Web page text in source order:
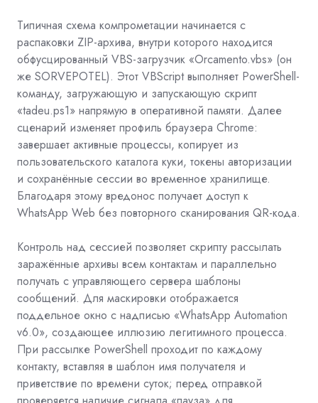
Типичная схема компрометации начинается с
распаковки ZIP-архива, внутри которого находится
обфусцированный VBS-загрузчик «Orcamento.vbs» (он
же SORVEPOTEL). Этот VBScript выполняет PowerShell-
команду, загружающую и запускающую скрипт
«tadeu.ps1» напрямую в оперативной памяти. Далее
сценарий изменяет профиль браузера Chrome:
завершает активные процессы, копирует из
пользовательского каталога куки, токены авторизации
и сохранённые сессии во временное хранилище.
Благодаря этому вредонос получает доступ к
WhatsApp Web без повторного сканирования QR-кода.
Контроль над сессией позволяет скрипту рассылать
заражённые архивы всем контактам и параллельно
получать с управляющего сервера шаблоны
сообщений. Для маскировки отображается
поддельное окно с надписью «WhatsApp Automation
v6.0», создающее иллюзию легитимного процесса.
При рассылке PowerShell проходит по каждому
контакту, вставляя в шаблон имя получателя и
приветствие по времени суток; перед отправкой